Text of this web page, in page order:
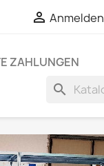
 Anmelden
ZAHLUNGEN
search